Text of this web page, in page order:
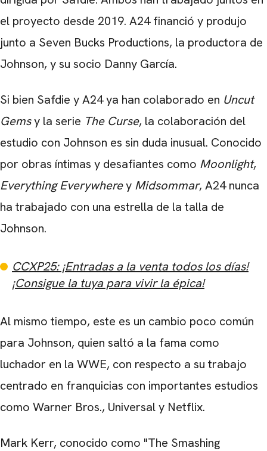
el proyecto desde 2019. A24 financió y produjo
junto a Seven Bucks Productions, la productora de
Johnson, y su socio Danny García.
Si bien Safdie y A24 ya han colaborado en Uncut
Gemsy la serie The Curse, la colaboración del
estudio con Johnson es sin duda inusual. Conocido
por obras íntimas y desafiantes como Moonlight,
Everything Everywherey Midsommar, A24 nunca
ha trabajado con una estrella de la talla de
Johnson.
CCXP25: ¡Entradas a la venta todos los días!
¡Consigue la tuya para vivir la épica!
Al mismo tiempo, este es un cambio poco común
para Johnson, quien saltó a la fama como
luchador en la WWE, con respecto a su trabajo
centrado en franquicias con importantes estudios
como Warner Bros., Universal y Netflix.
Mark Kerr, conocido como "The Smashing